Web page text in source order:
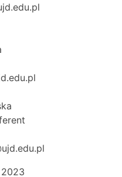
2023